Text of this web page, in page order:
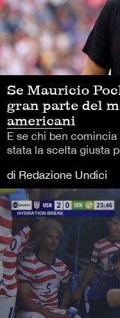
Se Mauricio
gran parte del
americani
E se chi ben
stata la scelta giusta
di Redazione Undici